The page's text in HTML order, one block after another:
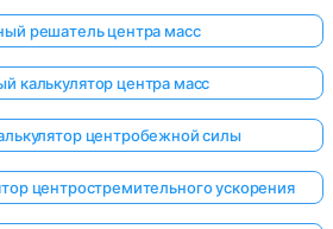
решатель центра масс
калькулятор центра масс
центробежной силы
центростремительного ускорения